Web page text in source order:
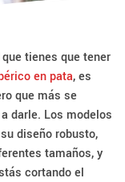
tienes que tener
en pata, es
que más se
darle. Los modelos
diseño robusto,
tamaños, y
cortando el